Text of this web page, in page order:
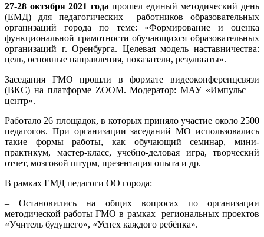
27-28 октября 2021 года прошел единый методический день
(ЕМД) для педагогических работников образовательных
организаций города по теме: «Формирование и оценка
функциональной грамотности обучающихся образовательных
организаций г. Оренбурга. Целевая модель наставничества:
цель, основные направления, показатели, результаты».
Заседания ГМО прошли в формате видеоконференцсвязи
(ВКС) на платформе ZOOM. Модератор: МАУ «Импульс —
центр».
Работало 26 площадок, в которых приняло участие около 2500
педагогов. При организации заседаний МО использовались
такие формы работы, как обучающий семинар, мини-
практикум, мастер-класс, учебно-деловая игра, творческий
отчет, мозговой штурм, презентация опыта и др.
В рамках ЕМД педагоги ОО города:
– Остановились на общих вопросах по организации
методической работы ГМО в рамках региональных проектов
«Учитель будущего», «Успех каждого ребёнка».